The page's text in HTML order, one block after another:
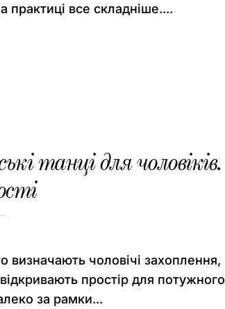
практиці все складніше....
танці для чоловіків.
визначають чоловічі захоплення,
простір для потужного
за рамки...